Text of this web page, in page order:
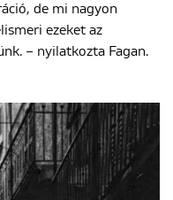
de mi nagyon
ezeket az
– nyilatkozta Fagan.